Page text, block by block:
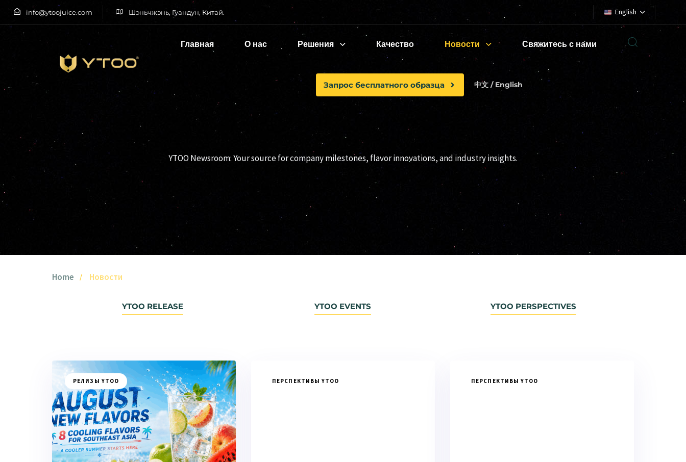
info@ytoojuice.com Шэньчжэнь, Гуандун, Китай. English
Введите и нажмите клавишу Enter
Главная О нас Решения Качество Новости Свяжитесь с нами
Запрос бесплатного образца 中文 / English
Новости
YTOO Newsroom: Your source for company milestones, flavor innovations, and industry insights.
Home Новости
YTOO RELEASE YTOO EVENTS YTOO PERSPECTIVES
РЕЛИЗЫ YTOO ПЕРСПЕКТИВЫ YTOO ПЕРСПЕКТИВЫ YTOO